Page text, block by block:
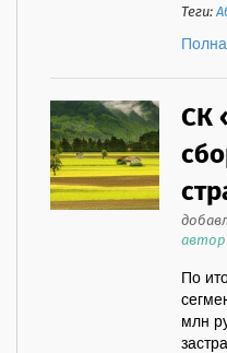
Теги:
СК
По
млн